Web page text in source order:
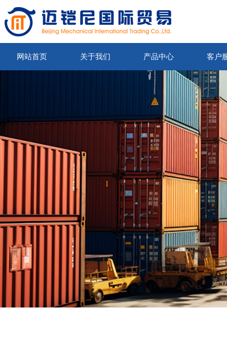
网站首页 关于我们 产品中心 客户